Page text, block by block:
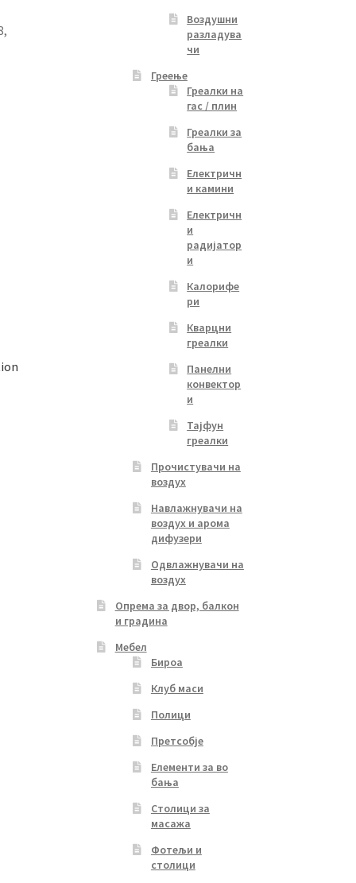
Воздушни
разладува
чи
Греење
Греалки на
гас / плин
Греалки за
бања
Електричн
и камини
Електричн
и
радијатор
и
Калорифе
ри
Кварцни
греалки
Панелни
конвектор
и
Тајфун
греалки
Прочистувачи на
воздух
Навлажнувачи на
воздух и арома
дифузери
Одвлажнувачи на
воздух
Опрема за двор, балкон
и градина
Мебел
Бироа
Клуб маси
Полици
Претсобје
Елементи за во
бања
Столици за
масажа
Фотељи и
столици